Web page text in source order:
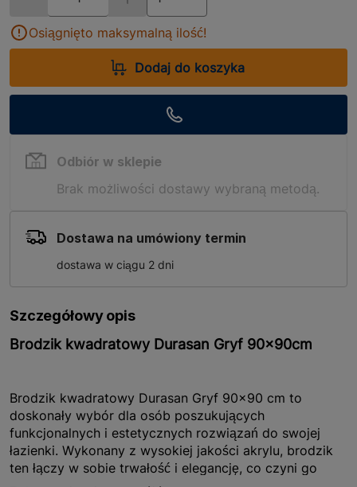
Osiągnięto maksymalną ilość!
Dodaj do koszyka
Odbiór w sklepie
Brak możliwości dostawy wybraną metodą.
Dostawa na umówiony termin
dostawa w ciągu 2 dni
Szczegółowy opis
Brodzik kwadratowy Durasan Gryf 90x90cm
Brodzik kwadratowy Durasan Gryf 90x90 cm to
doskonały wybór dla osób poszukujących
funkcjonalnych i estetycznych rozwiązań do swojej
łazienki. Wykonany z wysokiej jakości akrylu, brodzik
ten łączy w sobie trwałość i elegancję, co czyni go